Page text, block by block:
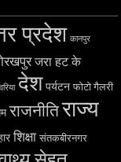
प्रदेश कानपुर
जरा हट के
देश पर्यटन फोटो गैलरी
राजनीतिराज्य
शिक्षा संतकबीरनगर